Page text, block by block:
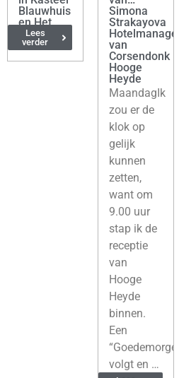
Blauwhuis
en Het
Koetshuis
Lees
verder
Simona
Strakayova
Hotelmanager
van
Corsendonk
Hooge
Heyde
MaandagIk
zou er de
klok op
gelijk
kunnen
zetten,
want om
9.00 uur
stap ik de
receptie
van
Hooge
Heyde
binnen.
Een
volgt en …